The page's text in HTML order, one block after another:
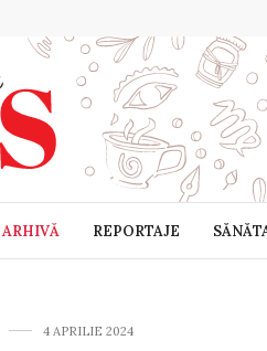
ARHIVĂ REPORTAJE
4 APRILIE 2024